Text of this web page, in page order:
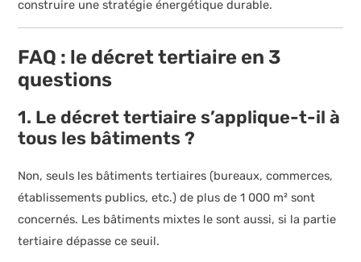
construire une stratégie énergétique durable.
FAQ : le décret tertiaire en 3
questions
1. Le décret tertiaire s’applique-t-il à
tous les bâtiments ?
Non, seuls les bâtiments tertiaires (bureaux, commerces,
établissements publics, etc.) de plus de 1 000 m² sont
concernés. Les bâtiments mixtes le sont aussi, si la partie
tertiaire dépasse ce seuil.